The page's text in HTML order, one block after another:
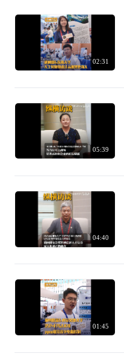
02:31
05:39
04:40
01:45